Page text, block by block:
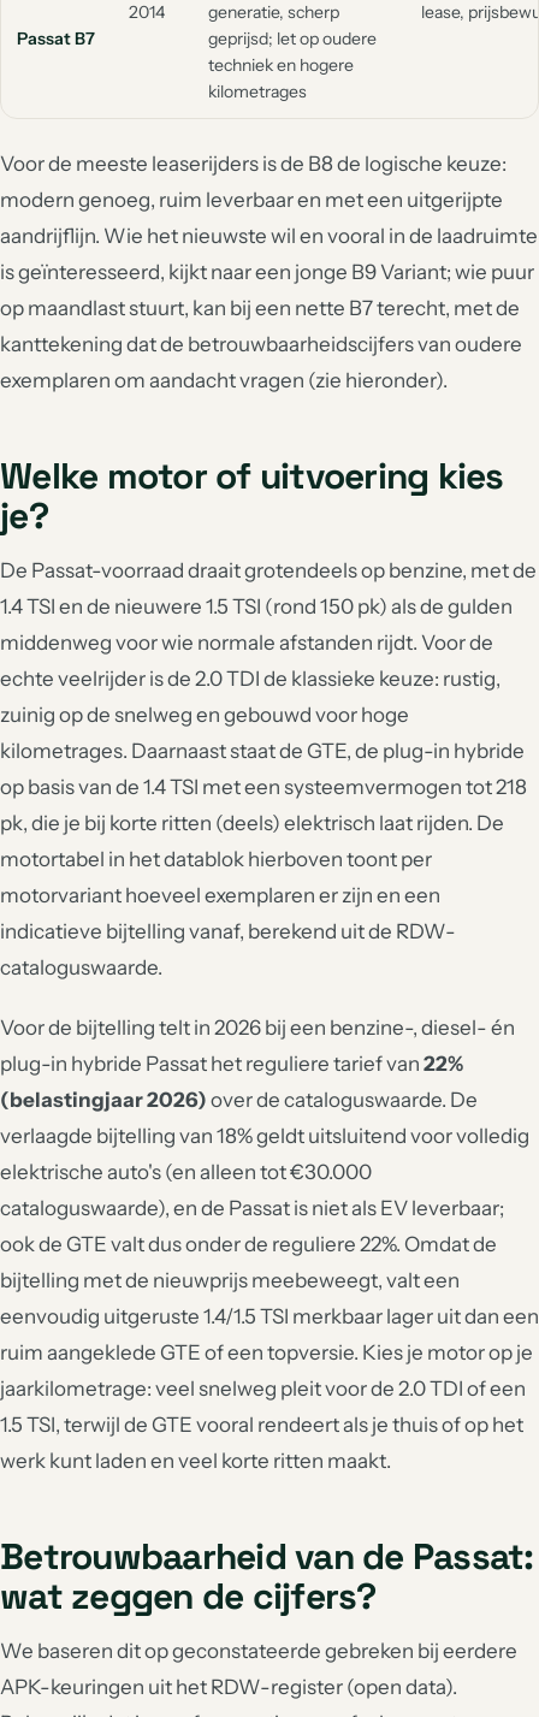
Passat B7
2014
generatie, scherp
geprijsd; let op oudere
techniek en hogere
kilometrages
lease,
Voor de meeste leaserijders is de B8 de logische keuze:
modern genoeg, ruim leverbaar en met een uitgerijpte
aandrijflijn. Wie het nieuwste wil en vooral in de laadruimte
is geïnteresseerd, kijkt naar een jonge B9 Variant; wie puur
op maandlast stuurt, kan bij een nette B7 terecht, met de
kanttekening dat de betrouwbaarheidscijfers van oudere
exemplaren om aandacht vragen (zie hieronder).
Welke motor of uitvoering kies
je?
De Passat-voorraad draait grotendeels op benzine, met de
1.4 TSI en de nieuwere 1.5 TSI (rond 150 pk) als de gulden
middenweg voor wie normale afstanden rijdt. Voor de
echte veelrijder is de 2.0 TDI de klassieke keuze: rustig,
zuinig op de snelweg en gebouwd voor hoge
kilometrages. Daarnaast staat de GTE, de plug-in hybride
op basis van de 1.4 TSI met een systeemvermogen tot 218
pk, die je bij korte ritten (deels) elektrisch laat rijden. De
motortabel in het datablok hierboven toont per
motorvariant hoeveel exemplaren er zijn en een
indicatieve bijtelling vanaf, berekend uit de RDW-
cataloguswaarde.
Voor de bijtelling telt in 2026 bij een benzine-, diesel- én
plug-in hybride Passat het reguliere tarief van 22%
(belastingjaar 2026) over de cataloguswaarde. De
verlaagde bijtelling van 18% geldt uitsluitend voor volledig
elektrische auto's (en alleen tot €30.000
cataloguswaarde), en de Passat is niet als EV leverbaar;
ook de GTE valt dus onder de reguliere 22%. Omdat de
bijtelling met de nieuwprijs meebeweegt, valt een
eenvoudig uitgeruste 1.4/1.5 TSI merkbaar lager uit dan een
ruim aangeklede GTE of een topversie. Kies je motor op je
jaarkilometrage: veel snelweg pleit voor de 2.0 TDI of een
1.5 TSI, terwijl de GTE vooral rendeert als je thuis of op het
werk kunt laden en veel korte ritten maakt.
Betrouwbaarheid van de Passat:
wat zeggen de cijfers?
We baseren dit op geconstateerde gebreken bij eerdere
APK-keuringen uit het RDW-register (open data).